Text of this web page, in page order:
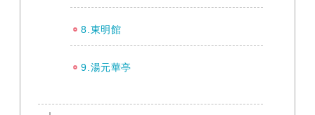
8.東明館
9.湯元華亭